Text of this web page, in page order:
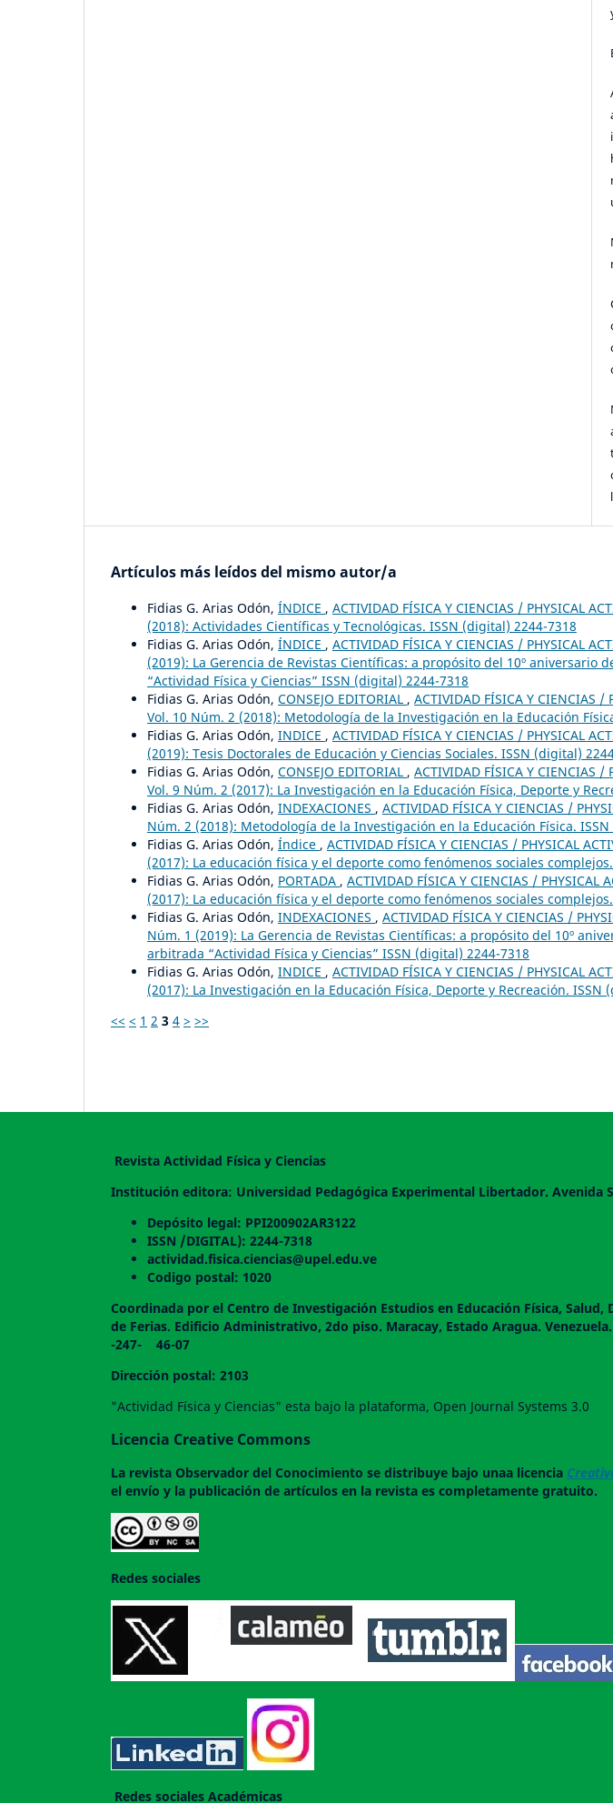
Artículos más leídos del mismo autor/a
Fidias G. Arias Odón, ÍNDICE , ACTIVIDAD FÍSICA Y CIENCIAS / PHYSICAL
(2018): Actividades Científicas y Tecnológicas. ISSN (digital) 2244-7318
Fidias G. Arias Odón, ÍNDICE , ACTIVIDAD FÍSICA Y CIENCIAS / PHYSICAL
(2019): La Gerencia de Revistas Científicas: a propósito del 10º aniversario
“Actividad Física y Ciencias” ISSN (digital) 2244-7318
Fidias G. Arias Odón, CONSEJO EDITORIAL , ACTIVIDAD FÍSICA Y CIENCIAS /
Vol. 10 Núm. 2 (2018): Metodología de la Investigación en la Educación
Fidias G. Arias Odón, INDICE , ACTIVIDAD FÍSICA Y CIENCIAS / PHYSICAL
(2019): Tesis Doctorales de Educación y Ciencias Sociales. ISSN (digital)
Fidias G. Arias Odón, CONSEJO EDITORIAL , ACTIVIDAD FÍSICA Y CIENCIAS /
Vol. 9 Núm. 2 (2017): La Investigación en la Educación Física, Deporte y
Fidias G. Arias Odón, INDEXACIONES , ACTIVIDAD FÍSICA Y CIENCIAS /
Núm. 2 (2018): Metodología de la Investigación en la Educación Física.
Fidias G. Arias Odón, Índice , ACTIVIDAD FÍSICA Y CIENCIAS / PHYSICAL
(2017): La educación física y el deporte como fenómenos sociales
Fidias G. Arias Odón, PORTADA , ACTIVIDAD FÍSICA Y CIENCIAS / PHYSICAL
(2017): La educación física y el deporte como fenómenos sociales
Fidias G. Arias Odón, INDEXACIONES , ACTIVIDAD FÍSICA Y CIENCIAS /
Núm. 1 (2019): La Gerencia de Revistas Científicas: a propósito del 10º
arbitrada “Actividad Física y Ciencias” ISSN (digital) 2244-7318
Fidias G. Arias Odón, INDICE , ACTIVIDAD FÍSICA Y CIENCIAS / PHYSICAL
(2017): La Investigación en la Educación Física, Deporte y Recreación. ISSN
<< < 1 2 3 4 > >>
Revista Actividad Física y Ciencias
Institución editora: Universidad Pedagógica Experimental Libertador. Avenida
Depósito legal: PPI200902AR3122
ISSN /DIGITAL): 2244-7318
actividad.fisica.ciencias@upel.edu.ve
Codigo postal: 1020
Coordinada por el Centro de Investigación Estudios en Educación Física, Salud,
de Ferias. Edificio Administrativo, 2do piso. Maracay, Estado
-247- 46-07
Dirección postal: 2103
"Actividad Física y Ciencias" esta bajo la plataforma, Open Journal Systems 3.0
Licencia Creative Commons
La revista Observador del Conocimiento se distribuye bajo unaa licencia
el envío y la publicación de artículos en la revista es completamente gratuito.
Redes sociales
Redes sociales Académicas